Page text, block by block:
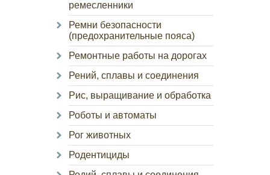
ремесленники
Ремни безопасности
(предохранительные пояса)
Ремонтные работы на дорогах
Рений, сплавы и соединения
Рис, выращивание и обработка
Роботы и автоматы
Рог животных
Родентициды